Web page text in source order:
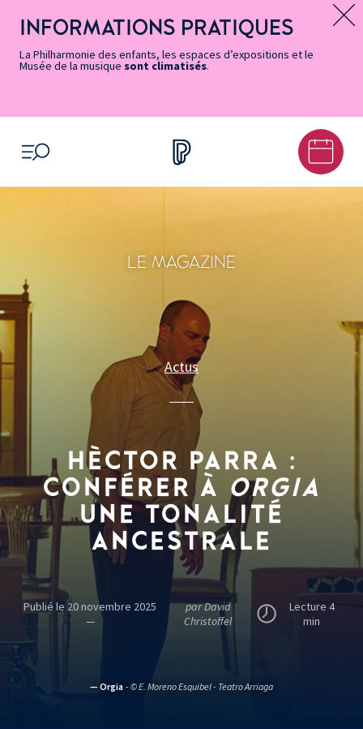
page
Accessibilité
accès
rapides
principal
contenu
principal
page
Message d’information
INFORMATIONS PRATIQUES
La Philharmonie des enfants, les espaces d’expositions et le
Musée de la musique sont climatisés.
OUVRIR LE MENU
LE MAGAZINE
Actus
HÈCTOR PARRA :
CONFÉRER À ORGIA
UNE TONALITÉ
ANCESTRALE
Publié le 20 novembre 2025
—
par David
Christoffel
Lecture 4
min
— Orgia - © E. Moreno Esquibel - Teatro Arriaga